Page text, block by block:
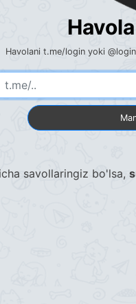
Havolani t.me/login yoki
savollaringiz bo'lsa,